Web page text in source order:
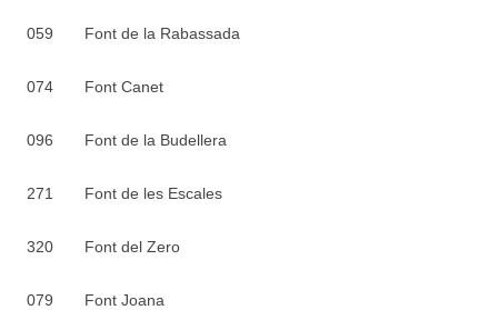
059 Font de la Rabassada
074 Font Canet
096 Font de la Budellera
271 Font de les Escales
320 Font del Zero
079 Font Joana